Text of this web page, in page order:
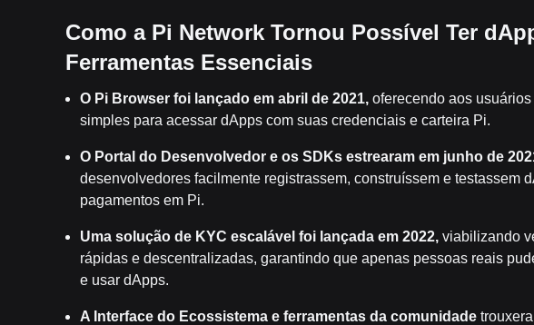
Como a Pi Network Tornou Possível Ter
Ferramentas Essenciais
O Pi Browser foi lançado em abril de 2021, oferecendo aos
simples para acessar dApps com suas credenciais e carteira Pi.
O Portal do Desenvolvedor e os SDKs estrearam em junho de
desenvolvedores facilmente registrassem, construíssem e testassem
pagamentos em Pi.
Uma solução de KYC escalável foi lançada em 2022, viabilizando
rápidas e descentralizadas, garantindo que apenas pessoas reais
e usar dApps.
A Interface do Ecossistema e ferramentas da comunidade